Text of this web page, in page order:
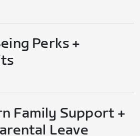
Perks +
Family Support +
Leave